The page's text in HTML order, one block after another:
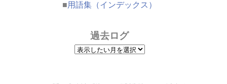
■用語集（インデックス）
過去ログ